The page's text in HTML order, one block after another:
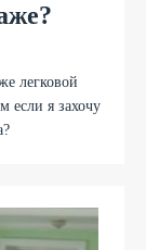
легковой
если я захочу